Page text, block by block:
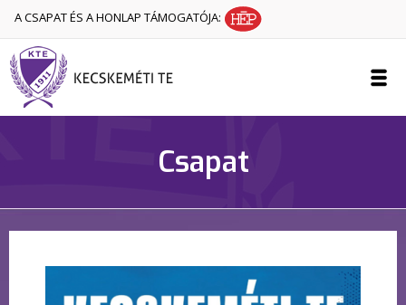
A CSAPAT ÉS A HONLAP TÁMOGATÓJA:
Csapat